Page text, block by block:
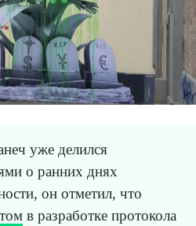
уже делился
о ранних днях
он отметил, что
в разработке протокола